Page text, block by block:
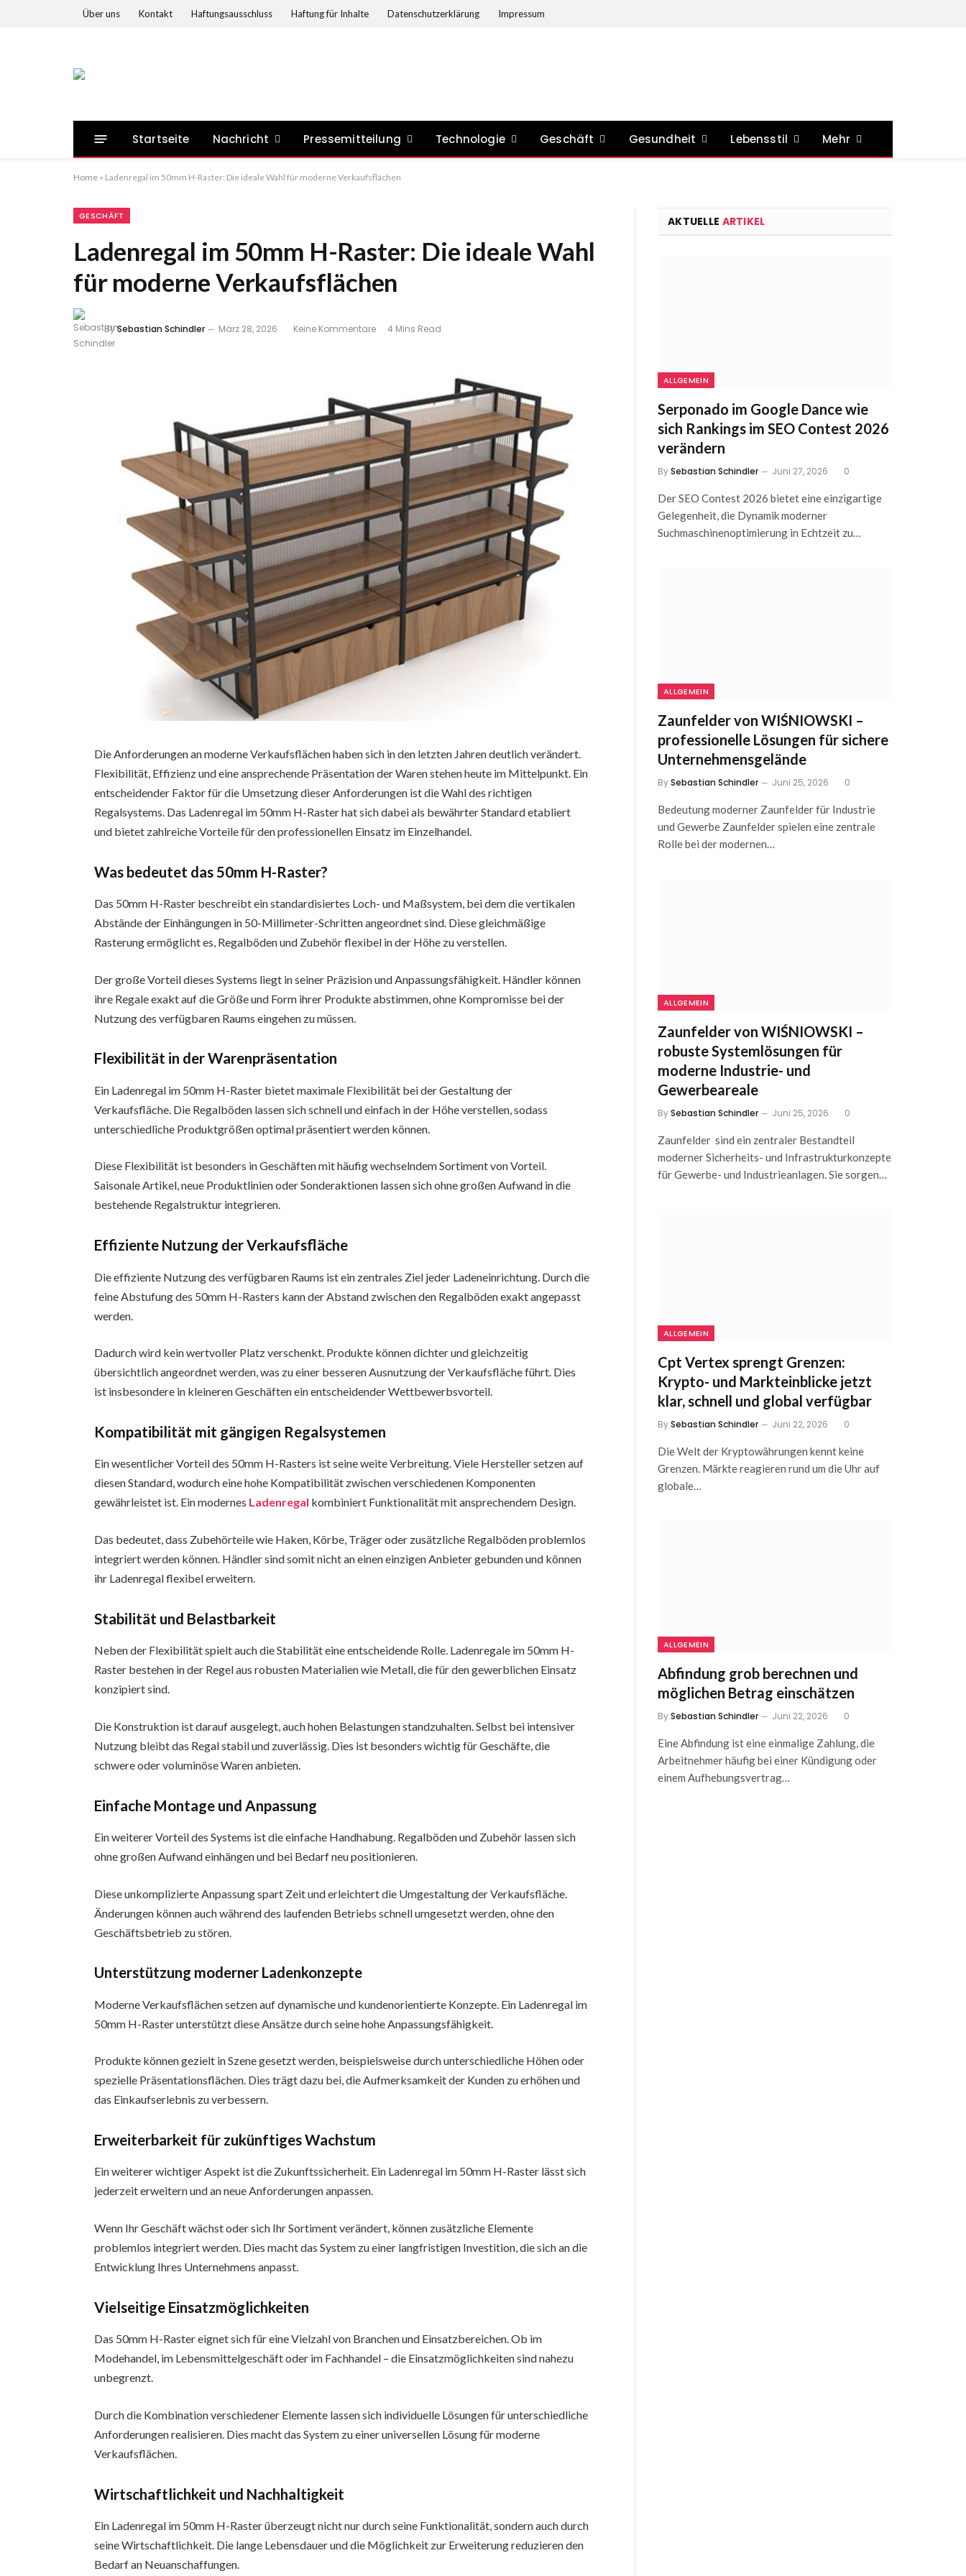
Über uns Kontakt Haftungsausschluss Haftung für Inhalte Datenschutzerklärung Impressum
Startseite Nachricht Pressemitteilung Technologie Geschäft Gesundheit Lebensstil Mehr
Home » Ladenregal im 50mm H-Raster: Die ideale Wahl für moderne Verkaufsflächen
GESCHÄFT
Ladenregal im 50mm H-Raster: Die ideale Wahl
für moderne Verkaufsflächen
BySebastian Schindler März 28, 2026 Keine Kommentare 4 Mins Read
Die Anforderungen an moderne Verkaufsflächen haben sich in den letzten Jahren deutlich verändert.
Flexibilität, Effizienz und eine ansprechende Präsentation der Waren stehen heute im Mittelpunkt. Ein
entscheidender Faktor für die Umsetzung dieser Anforderungen ist die Wahl des richtigen
Regalsystems. Das Ladenregal im 50mm H-Raster hat sich dabei als bewährter Standard etabliert
und bietet zahlreiche Vorteile für den professionellen Einsatz im Einzelhandel.
Was bedeutet das 50mm H-Raster?
Das 50mm H-Raster beschreibt ein standardisiertes Loch- und Maßsystem, bei dem die vertikalen
Abstände der Einhängungen in 50-Millimeter-Schritten angeordnet sind. Diese gleichmäßige
Rasterung ermöglicht es, Regalböden und Zubehör flexibel in der Höhe zu verstellen.
Der große Vorteil dieses Systems liegt in seiner Präzision und Anpassungsfähigkeit. Händler können
ihre Regale exakt auf die Größe und Form ihrer Produkte abstimmen, ohne Kompromisse bei der
Nutzung des verfügbaren Raums eingehen zu müssen.
Flexibilität in der Warenpräsentation
Ein Ladenregal im 50mm H-Raster bietet maximale Flexibilität bei der Gestaltung der
Verkaufsfläche. Die Regalböden lassen sich schnell und einfach in der Höhe verstellen, sodass
unterschiedliche Produktgrößen optimal präsentiert werden können.
Diese Flexibilität ist besonders in Geschäften mit häufig wechselndem Sortiment von Vorteil.
Saisonale Artikel, neue Produktlinien oder Sonderaktionen lassen sich ohne großen Aufwand in die
bestehende Regalstruktur integrieren.
Effiziente Nutzung der Verkaufsfläche
Die effiziente Nutzung des verfügbaren Raums ist ein zentrales Ziel jeder Ladeneinrichtung. Durch die
feine Abstufung des 50mm H-Rasters kann der Abstand zwischen den Regalböden exakt angepasst
werden.
Dadurch wird kein wertvoller Platz verschenkt. Produkte können dichter und gleichzeitig
übersichtlich angeordnet werden, was zu einer besseren Ausnutzung der Verkaufsfläche führt. Dies
ist insbesondere in kleineren Geschäften ein entscheidender Wettbewerbsvorteil.
Kompatibilität mit gängigen Regalsystemen
Ein wesentlicher Vorteil des 50mm H-Rasters ist seine weite Verbreitung. Viele Hersteller setzen auf
diesen Standard, wodurch eine hohe Kompatibilität zwischen verschiedenen Komponenten
gewährleistet ist. Ein modernes Ladenregal kombiniert Funktionalität mit ansprechendem Design.
Das bedeutet, dass Zubehörteile wie Haken, Körbe, Träger oder zusätzliche Regalböden problemlos
integriert werden können. Händler sind somit nicht an einen einzigen Anbieter gebunden und können
ihr Ladenregal flexibel erweitern.
Stabilität und Belastbarkeit
Neben der Flexibilität spielt auch die Stabilität eine entscheidende Rolle. Ladenregale im 50mm H-
Raster bestehen in der Regel aus robusten Materialien wie Metall, die für den gewerblichen Einsatz
konzipiert sind.
Die Konstruktion ist darauf ausgelegt, auch hohen Belastungen standzuhalten. Selbst bei intensiver
Nutzung bleibt das Regal stabil und zuverlässig. Dies ist besonders wichtig für Geschäfte, die
schwere oder voluminöse Waren anbieten.
Einfache Montage und Anpassung
Ein weiterer Vorteil des Systems ist die einfache Handhabung. Regalböden und Zubehör lassen sich
ohne großen Aufwand einhängen und bei Bedarf neu positionieren.
Diese unkomplizierte Anpassung spart Zeit und erleichtert die Umgestaltung der Verkaufsfläche.
Änderungen können auch während des laufenden Betriebs schnell umgesetzt werden, ohne den
Geschäftsbetrieb zu stören.
Unterstützung moderner Ladenkonzepte
Moderne Verkaufsflächen setzen auf dynamische und kundenorientierte Konzepte. Ein Ladenregal im
50mm H-Raster unterstützt diese Ansätze durch seine hohe Anpassungsfähigkeit.
Produkte können gezielt in Szene gesetzt werden, beispielsweise durch unterschiedliche Höhen oder
spezielle Präsentationsflächen. Dies trägt dazu bei, die Aufmerksamkeit der Kunden zu erhöhen und
das Einkaufserlebnis zu verbessern.
Erweiterbarkeit für zukünftiges Wachstum
Ein weiterer wichtiger Aspekt ist die Zukunftssicherheit. Ein Ladenregal im 50mm H-Raster lässt sich
jederzeit erweitern und an neue Anforderungen anpassen.
Wenn Ihr Geschäft wächst oder sich Ihr Sortiment verändert, können zusätzliche Elemente
problemlos integriert werden. Dies macht das System zu einer langfristigen Investition, die sich an die
Entwicklung Ihres Unternehmens anpasst.
Vielseitige Einsatzmöglichkeiten
Das 50mm H-Raster eignet sich für eine Vielzahl von Branchen und Einsatzbereichen. Ob im
Modehandel, im Lebensmittelgeschäft oder im Fachhandel – die Einsatzmöglichkeiten sind nahezu
unbegrenzt.
Durch die Kombination verschiedener Elemente lassen sich individuelle Lösungen für unterschiedliche
Anforderungen realisieren. Dies macht das System zu einer universellen Lösung für moderne
Verkaufsflächen.
Wirtschaftlichkeit und Nachhaltigkeit
Ein Ladenregal im 50mm H-Raster überzeugt nicht nur durch seine Funktionalität, sondern auch durch
seine Wirtschaftlichkeit. Die lange Lebensdauer und die Möglichkeit zur Erweiterung reduzieren den
Bedarf an Neuanschaffungen.
AKTUELLE ARTIKEL
ALLGEMEIN
Serponado im Google Dance wie
sich Rankings im SEO Contest 2026
verändern
BySebastian Schindler Juni 27, 2026 0
Der SEO Contest 2026 bietet eine einzigartige
Gelegenheit, die Dynamik moderner
Suchmaschinenoptimierung in Echtzeit zu…
ALLGEMEIN
Zaunfelder von WIŚNIOWSKI –
professionelle Lösungen für sichere
Unternehmensgelände
BySebastian Schindler Juni 25, 2026 0
Bedeutung moderner Zaunfelder für Industrie
und Gewerbe Zaunfelder spielen eine zentrale
Rolle bei der modernen…
ALLGEMEIN
Zaunfelder von WIŚNIOWSKI –
robuste Systemlösungen für
moderne Industrie- und
Gewerbeareale
BySebastian Schindler Juni 25, 2026 0
Zaunfelder sind ein zentraler Bestandteil
moderner Sicherheits- und Infrastrukturkonzepte
für Gewerbe- und Industrieanlagen. Sie sorgen…
ALLGEMEIN
Cpt Vertex sprengt Grenzen:
Krypto- und Markteinblicke jetzt
klar, schnell und global verfügbar
BySebastian Schindler Juni 22, 2026 0
Die Welt der Kryptowährungen kennt keine
Grenzen. Märkte reagieren rund um die Uhr auf
globale…
ALLGEMEIN
Abfindung grob berechnen und
möglichen Betrag einschätzen
BySebastian Schindler Juni 22, 2026 0
Eine Abfindung ist eine einmalige Zahlung, die
Arbeitnehmer häufig bei einer Kündigung oder
einem Aufhebungsvertrag…